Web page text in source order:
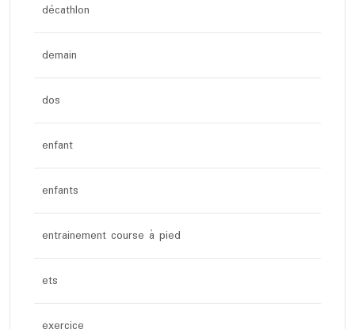
décathlon
demain
dos
enfant
enfants
entrainement course à pied
ets